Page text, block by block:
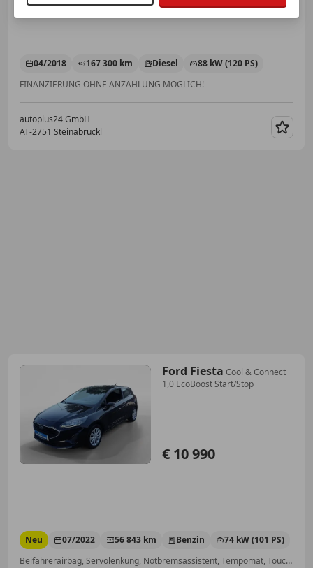
04/2018 167 300 km Diesel
88 kW (120 PS)
FINANZIERUNG OHNE ANZAHLUNG MÖGLICH!
autoplus24 GmbH
AT-2751 Steinabrückl
Ford Fiesta Cool & Connect
1,0 EcoBoost Start/Stop
€ 10 990
Neu 07/2022 56 843 km Benzin
74 kW (101 PS)
Beifahrerairbag, Servolenkung, Notbremsassistent, Tempomat, Touchscreen, Berganfahrassistent, LED-Scheinwerfer, Isofix